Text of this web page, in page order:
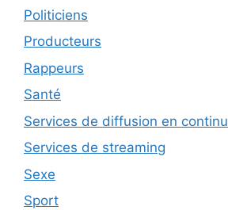
Politiciens
Producteurs
Rappeurs
Santé
Services de diffusion en continu
Services de streaming
Sexe
Sport